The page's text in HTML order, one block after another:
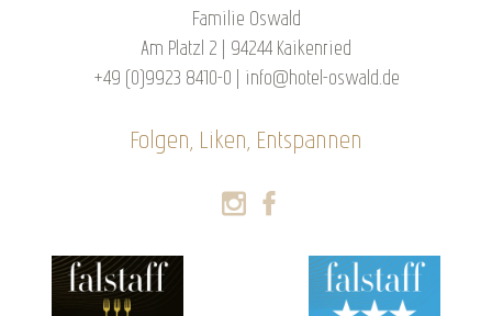
Familie Oswald
Am Platzl 2 | 94244 Kaikenried
+49 (0)9923 8410-0
info@hotel-oswald.de
Folgen, Liken, Entspannen